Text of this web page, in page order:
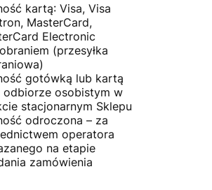
kartą: Visa, Visa
MasterCard,
Electronic
(przesyłka
gotówką lub kartą
odbiorze osobistym w
stacjonarnym Sklepu
odroczona – za
operatora
na etapie
zamówienia